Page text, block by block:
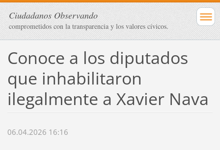
Ciudadanos Observando
comprometidos con la transparencia y los valores cívicos.
Conoce a los diputados
que inhabilitaron
ilegalmente a Xavier Nava
06.04.2026 16:16